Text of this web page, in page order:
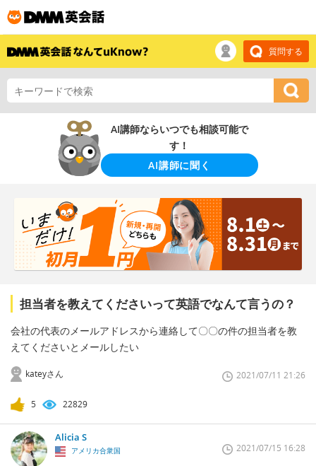
質問する
AI講師ならいつでも相談可能で
す！
AI講師に聞く
担当者を教えてくださいって英語でなんて言うの？
会社の代表のメールアドレスから連絡して〇〇の件の担当者を教
えてくださいとメールしたい
kateyさん 2021/07/11 21:26
5 22829
Alicia S
アメリカ合衆国 2021/07/15 16:28